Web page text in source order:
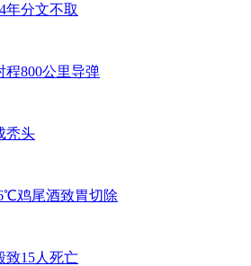
年分文不取
程800公里导弹
秃头
鸡尾酒致胃切除
致15人死亡